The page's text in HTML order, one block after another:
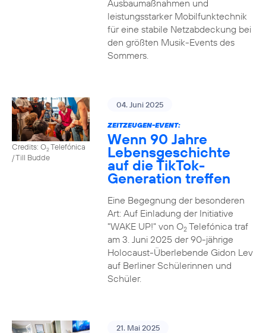
Ausbaumaßnahmen und
leistungsstarker Mobilfunktechnik
für eine stabile Netzabdeckung bei
den größten Musik-Events des
Sommers.
Credits: O2Telefónica
/ Till Budde
04. Juni 2025
ZEITZEUGEN-EVENT:
Wenn 90 Jahre
Lebensgeschichte
auf die TikTok-
Generation treffen
Eine Begegnung der besonderen
Art: Auf Einladung der Initiative
"WAKE UP!" von O2Telefónica traf
am 3. Juni 2025 der 90-jährige
Holocaust-Überlebende Gidon Lev
auf Berliner Schülerinnen und
Schüler.
21. Mai 2025